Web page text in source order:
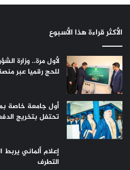
الأكثر قراءة هذا الأسبوع
لأول مرة.. وزارة
للحج رقميا عبر
أول جامعة خاصة
تحتفل بتخريج الدفعة 23 من
إعلام ألماني يربط
التطرف